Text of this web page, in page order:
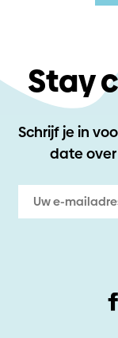
Stay
Schrijf je in
date